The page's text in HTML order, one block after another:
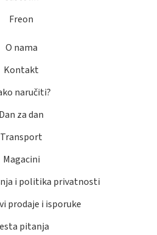
Freon
O nama
Kontakt
naručiti?
Dan za dan
Transport
Magacini
i politika privatnosti
prodaje i isporuke
pitanja